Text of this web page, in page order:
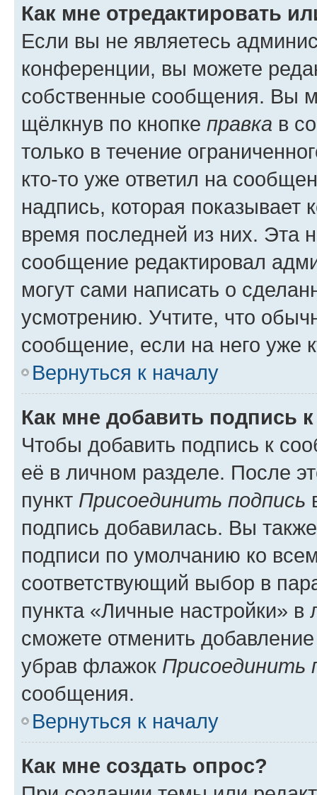
Как мне отредактировать
Если вы не являетесь
конференции, вы можете
собственные сообщения. Вы
щёлкнув по кнопке правка в
только в течение
кто-то уже ответил на
надпись, которая показывает
время последней из них. Эта
сообщение редактировал
могут сами написать о
усмотрению. Учтите, что
сообщение, если на него уже
Вернуться к началу
Как мне добавить подпись
Чтобы добавить подпись к
её в личном разделе. После
пункт Присоединить подпись
подпись добавилась. Вы
подписи по умолчанию ко
соответствующий выбор в
пункта «Личные настройки»
сможете отменить
убрав флажок Присоединить
сообщения.
Вернуться к началу
Как мне создать опрос?